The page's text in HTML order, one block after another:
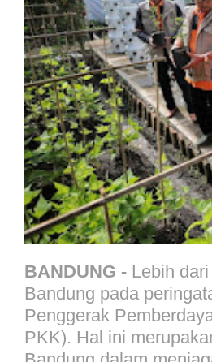
BANDUNG - Lebih
Bandung pada
Penggerak
PKK). Hal ini